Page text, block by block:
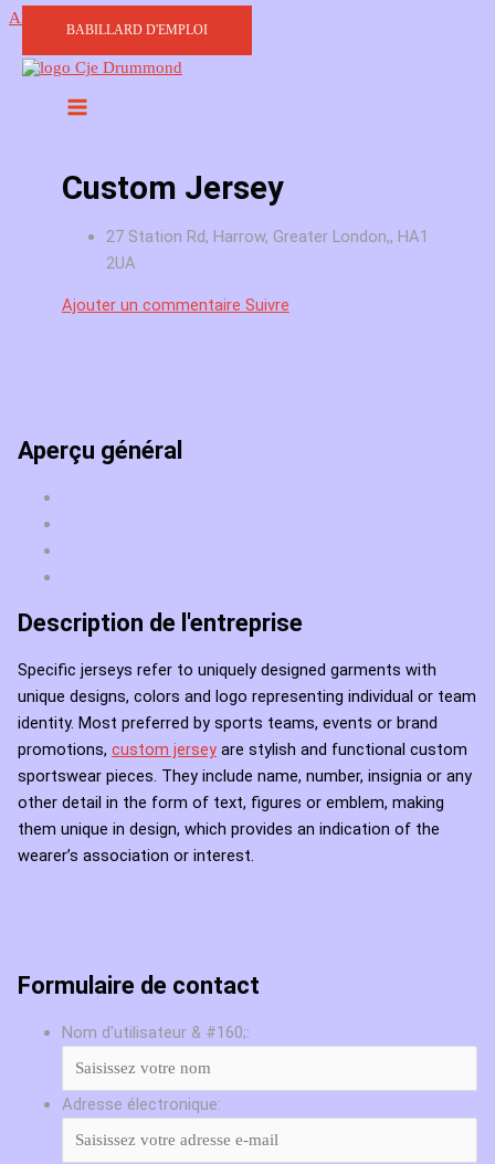
Aller au contenu
BABILLARD D'EMPLOI
Custom Jersey
27 Station Rd, Harrow, Greater London,, HA1
2UA
Ajouter un commentaire Suivre
Aperçu général
Description de l'entreprise
Specific jerseys refer to uniquely designed garments with
unique designs, colors and logo representing individual or team
identity. Most preferred by sports teams, events or brand
promotions, custom jerseyare stylish and functional custom
sportswear pieces. They include name, number, insignia or any
other detail in the form of text, figures or emblem, making
them unique in design, which provides an indication of the
wearer’s association or interest.
Formulaire de contact
Nom d'utilisateur & #160;:
Adresse électronique: